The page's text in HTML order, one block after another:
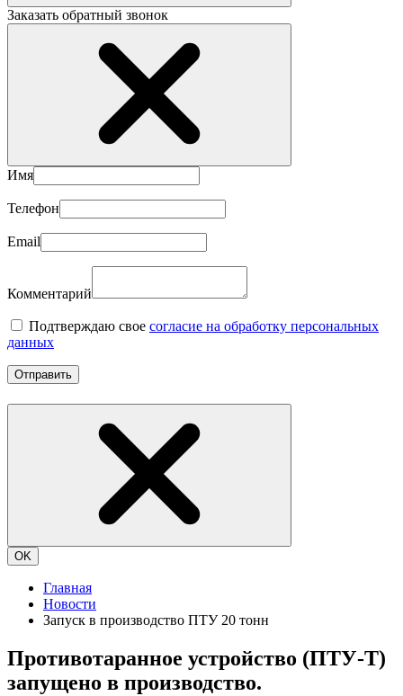
Заказать обратный звонок
Имя
Телефон
Email
Комментарий
Подтверждаю свое согласие на обработку персональных
данных
Отправить
OK
Главная
Новости
Запуск в производство ПТУ 20 тонн
Противотаранное устройство (ПТУ-Т)
запущено в производство.